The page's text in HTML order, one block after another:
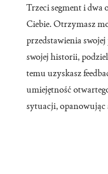
Trzeci segment i dwa
Ciebie. Otrzymasz
przedstawienia
swojej historii,
temu uzyskasz
umiejętność
sytuacji, opanowując